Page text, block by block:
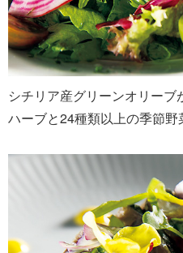
シチリア産グリーンオリー
ハーブと24種類以上の季節野